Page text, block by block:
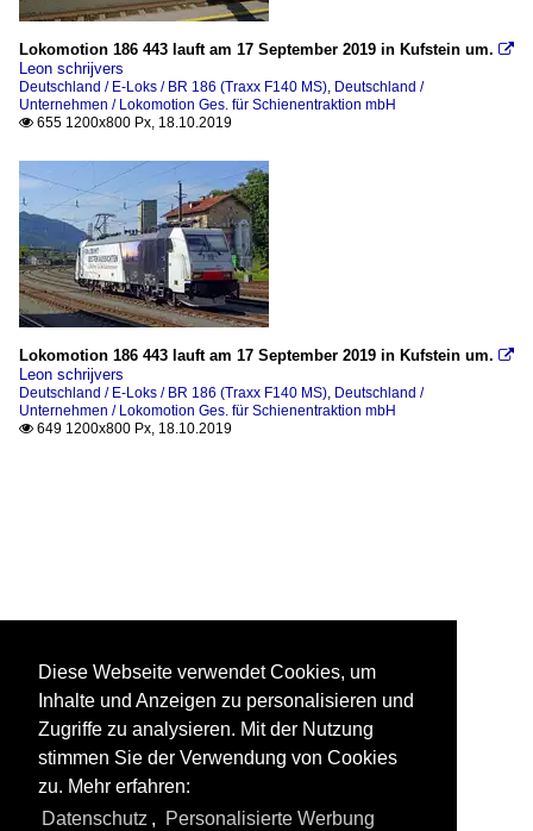
Lokomotion 186 443 lauft am 17 September 2019 in Kufstein um. 
Leon schrijvers
Deutschland / E-Loks / BR 186 (Traxx F140 MS), Deutschland /
Unternehmen / Lokomotion Ges. für Schienentraktion mbH
 655 1200x800 Px, 18.10.2019
Lokomotion 186 443 lauft am 17 September 2019 in Kufstein um. 
Leon schrijvers
Deutschland / E-Loks / BR 186 (Traxx F140 MS), Deutschland /
Unternehmen / Lokomotion Ges. für Schienentraktion mbH
 649 1200x800 Px, 18.10.2019
Diese Webseite verwendet Cookies, um
Inhalte und Anzeigen zu personalisieren und
Zugriffe zu analysieren. Mit der Nutzung
stimmen Sie der Verwendung von Cookies
zu. Mehr erfahren:
Datenschutz , Personalisierte Werbung